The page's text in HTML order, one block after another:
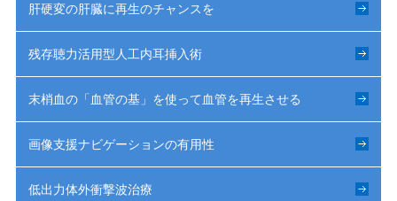
肝硬変の肝臓に再生のチャンスを
残存聴力活用型人工内耳挿入術
末梢血の「血管の基」を使って血管を再生させる
画像支援ナビゲーションの有用性
低出力体外衝撃波治療